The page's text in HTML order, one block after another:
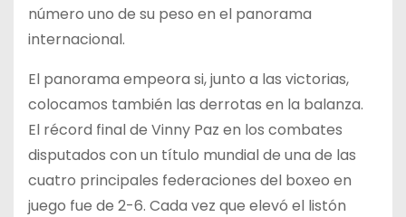
número uno de su peso en el panorama
internacional.
El panorama empeora si, junto a las victorias,
colocamos también las derrotas en la balanza.
El récord final de Vinny Paz en los combates
disputados con un título mundial de una de las
cuatro principales federaciones del boxeo en
juego fue de 2-6. Cada vez que elevó el listón